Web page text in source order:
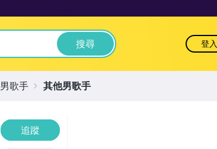
搜尋 登入
追蹤
男歌手 其他男歌手